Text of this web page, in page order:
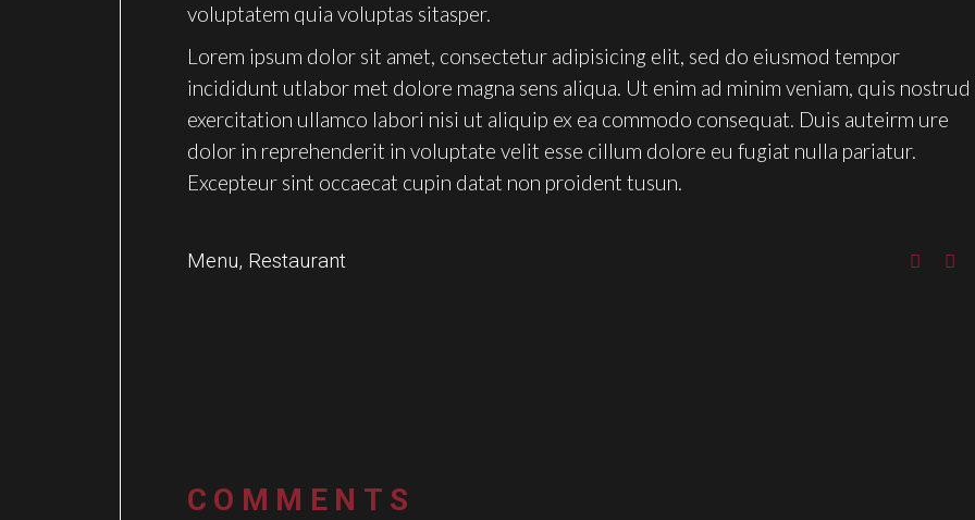
voluptatem quia voluptas sitasper.
Lorem ipsum dolor sit amet, consectetur adipisicing elit, sed do eiusmod tempor
incididunt utlabor met dolore magna sens aliqua. Ut enim ad minim veniam, quis nostrud
exercitation ullamco labori nisi ut aliquip ex ea commodo consequat. Duis auteirm ure
dolor in reprehenderit in voluptate velit esse cillum dolore eu fugiat nulla pariatur.
Excepteur sint occaecat cupin datat non proident tusun.
Menu, Restaurant
COMMENTS